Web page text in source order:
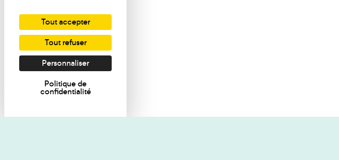
Tout accepter
Tout refuser
Personnaliser
Politique de
confidentialité